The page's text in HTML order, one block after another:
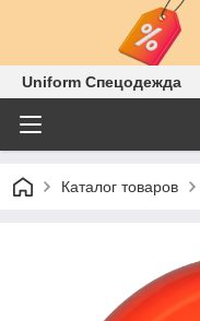
Uniform Спецодежда
Каталог товаров